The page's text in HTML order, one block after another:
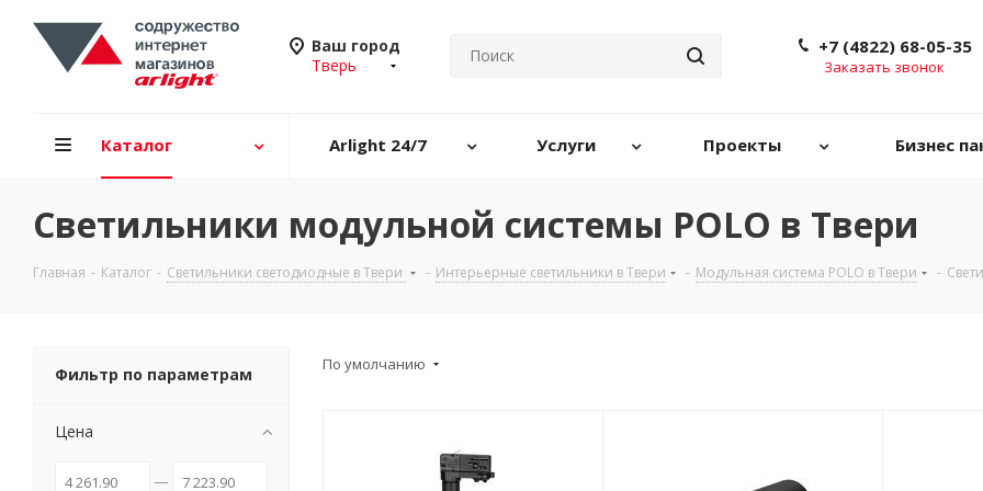
Ваш город
Тверь
+7 (4822) 68-05-35
Заказать звонок
Каталог Arlight 24/7 Услуги Проекты Бизнес
Светильники модульной системы POLO в Твери
Главная - Каталог - Светильники светодиодные в Твери - Интерьерные светильники в Твери - Модульная система POLO в Твери -
По умолчанию
Фильтр по параметрам
Цена